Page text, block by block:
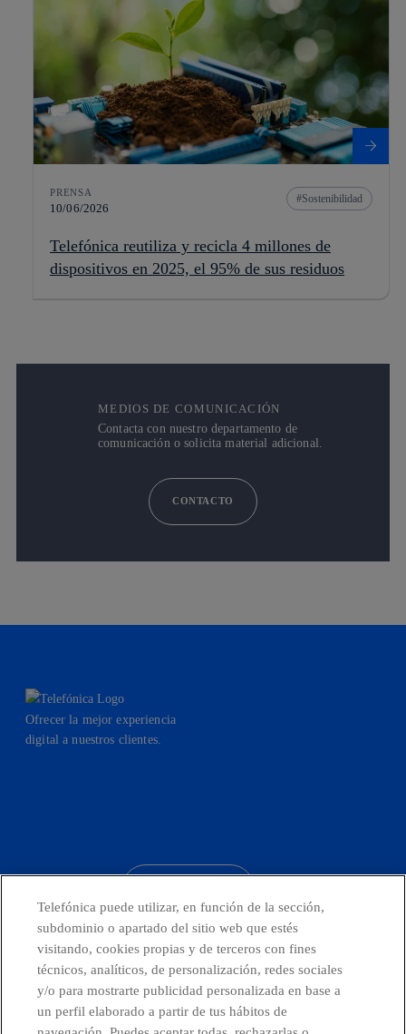
PRENSA
10/06/2026
Sostenibilidad
Telefónica reutiliza y recicla 4 millones de
dispositivos en 2025, el 95% de sus residuos
MEDIOS DE COMUNICACIÓN
Contacta con nuestro departamento de
comunicación o solicita material adicional.
CONTACTO
Ofrecer la mejor experiencia
digital a nuestros clientes.
Telefónica en redes sociales
Canal de Denuncias
Telefónica puede utilizar, en función de la sección,
subdominio o apartado del sitio web que estés
visitando, cookies propias y de terceros con fines
técnicos, analíticos, de personalización, redes sociales
y/o para mostrarte publicidad personalizada en base a
un perfil elaborado a partir de tus hábitos de